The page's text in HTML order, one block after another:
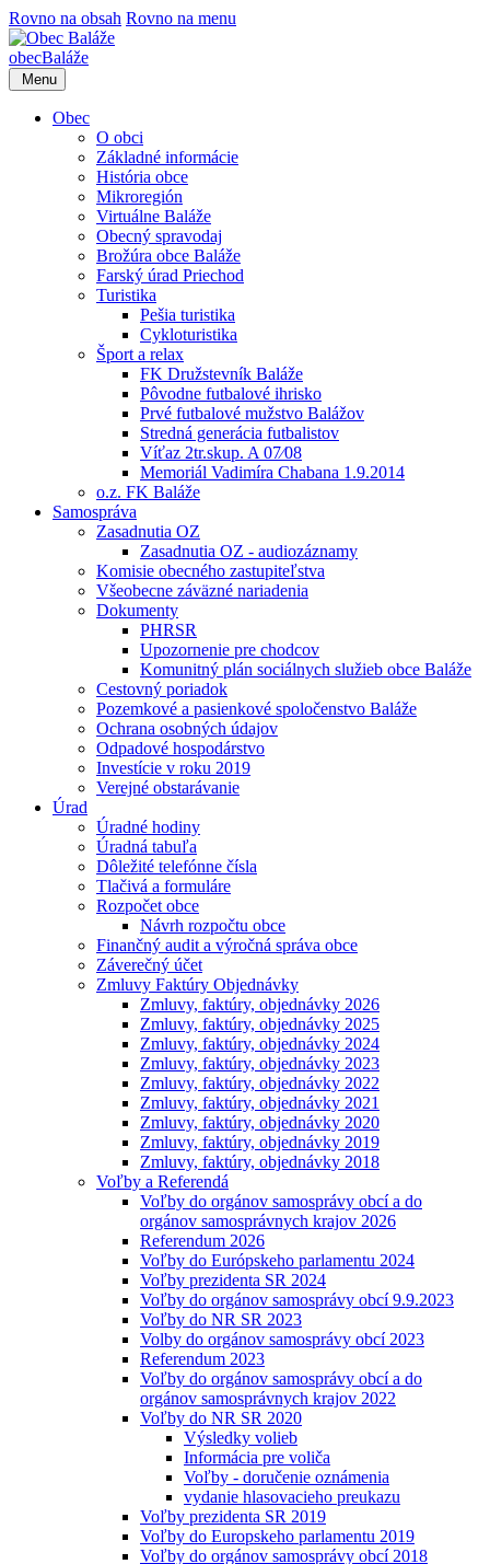
Rovno na obsah Rovno na menu
obecBaláže
Menu
Obec
O obci
Základné informácie
História obce
Mikroregión
Virtuálne Baláže
Obecný spravodaj
Brožúra obce Baláže
Farský úrad Priechod
Turistika
Pešia turistika
Cykloturistika
Šport a relax
FK Družstevník Baláže
Pôvodne futbalové ihrisko
Prvé futbalové mužstvo Balážov
Stredná generácia futbalistov
Víťaz 2tr.skup. A 07⁄08
Memoriál Vadimíra Chabana 1.9.2014
o.z. FK Baláže
Samospráva
Zasadnutia OZ
Zasadnutia OZ - audiozáznamy
Komisie obecného zastupiteľstva
Všeobecne záväzné nariadenia
Dokumenty
PHRSR
Upozornenie pre chodcov
Komunitný plán sociálnych služieb obce Baláže
Cestovný poriadok
Pozemkové a pasienkové spoločenstvo Baláže
Ochrana osobných údajov
Odpadové hospodárstvo
Investície v roku 2019
Verejné obstarávanie
Úrad
Úradné hodiny
Úradná tabuľa
Dôležité telefónne čísla
Tlačivá a formuláre
Rozpočet obce
Návrh rozpočtu obce
Finančný audit a výročná správa obce
Záverečný účet
Zmluvy Faktúry Objednávky
Zmluvy, faktúry, objednávky 2026
Zmluvy, faktúry, objednávky 2025
Zmluvy, faktúry, objednávky 2024
Zmluvy, faktúry, objednávky 2023
Zmluvy, faktúry, objednávky 2022
Zmluvy, faktúry, objednávky 2021
Zmluvy, faktúry, objednávky 2020
Zmluvy, faktúry, objednávky 2019
Zmluvy, faktúry, objednávky 2018
Voľby a Referendá
Voľby do orgánov samosprávy obcí a do
orgánov samosprávnych krajov 2026
Referendum 2026
Voľby do Európskeho parlamentu 2024
Voľby prezidenta SR 2024
Voľby do orgánov samosprávy obcí 9.9.2023
Voľby do NR SR 2023
Volby do orgánov samosprávy obcí 2023
Referendum 2023
Voľby do orgánov samosprávy obcí a do
orgánov samosprávnych krajov 2022
Voľby do NR SR 2020
Výsledky volieb
Informácia pre voliča
Voľby - doručenie oznámenia
vydanie hlasovacieho preukazu
Voľby prezidenta SR 2019
Voľby do Europskeho parlamentu 2019
Voľby do orgánov samosprávy obcí 2018